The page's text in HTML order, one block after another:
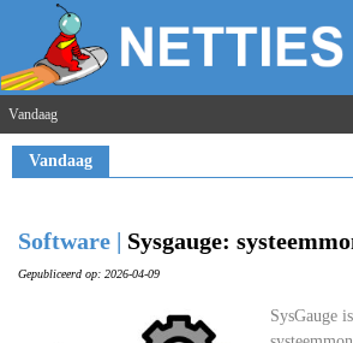
Vandaag
Vandaag
Software | Sysgauge:
Gepubliceerd op: 2026-04-09
SysGauge